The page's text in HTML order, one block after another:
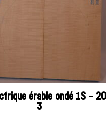
érable ondé 1S –
3